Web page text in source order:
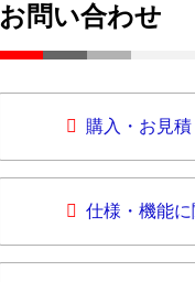
お問い合わせ
購入・お見
仕様・機能